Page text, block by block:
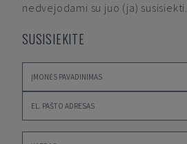
nedvejodami su juo (ja) susisiekti.
SUSISIEKITE